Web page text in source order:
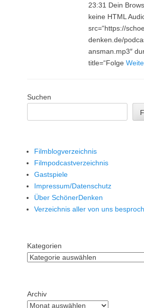
23:31 Dein
keine HTML
src=“https://
denken.de/
ansman.mp3″
title=“Folge
Suchen
Filmblogverzeichnis
Filmpodcastverzeichnis
Gastspiele
Impressum/Datenschutz
Über SchönerDenken
Verzeichnis aller von uns
Kategorien
Archiv